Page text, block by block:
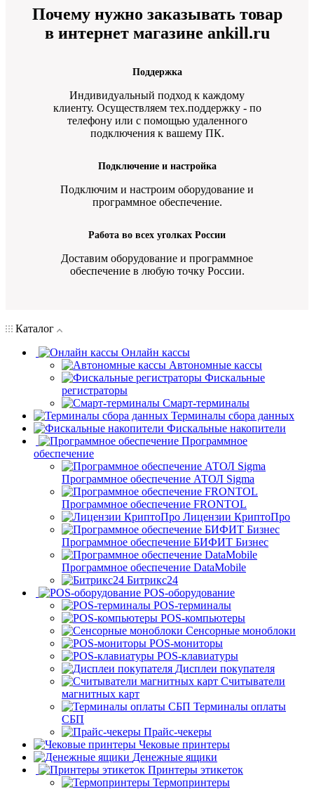
Почему нужно заказывать товар
в интернет магазине ankill.ru
Поддержка
Индивидуальный подход к каждому
клиенту. Осуществляем тех.поддержку - по
телефону или с помощью удаленного
подключения к вашему ПК.
Подключение и настройка
Подключим и настроим оборудование и
программное обеспечение.
Работа во всех уголках России
Доставим оборудование и программное
обеспечение в любую точку России.
Каталог
Онлайн кассы
Автономные кассы
Фискальные
регистраторы
Смарт-терминалы
Терминалы сбора данных
Фискальные накопители
Программное
обеспечение
Программное обеспечение АТОЛ Sigma
Программное обеспечение FRONTOL
Лицензии КриптоПро
Программное обеспечение БИФИТ Бизнес
Программное обеспечение DataMobile
Битрикс24
POS-оборудование
POS-терминалы
POS-компьютеры
Сенсорные моноблоки
POS-мониторы
POS-клавиатуры
Дисплеи покупателя
Считыватели
магнитных карт
Терминалы оплаты
СБП
Прайс-чекеры
Чековые принтеры
Денежные ящики
Принтеры этикеток
Термопринтеры